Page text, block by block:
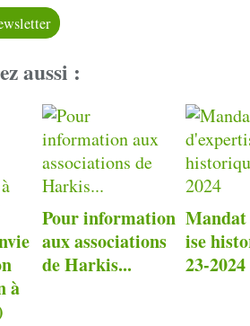
aussi :
à
Pour information
aux associations
de Harkis...
ise
23-2024